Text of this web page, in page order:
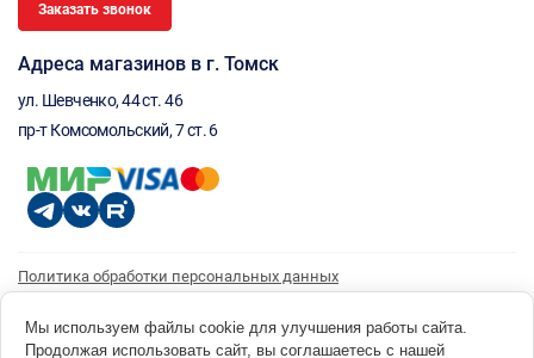
Заказать звонок
Адреса магазинов в г. Томск
ул. Шевченко, 44 ст. 46
пр-т Комсомольский, 7 ст. 6
Политика обработки персональных данных
Согласие на получение рассылки
Мы используем файлы cookie для улучшения работы сайта.
Продолжая использовать сайт, вы соглашаетесь с нашей